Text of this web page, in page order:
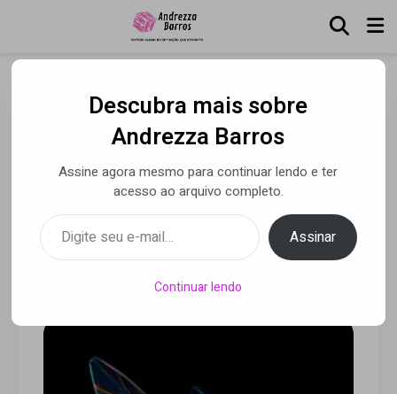
Roddih une House e Afro
House na track “What
Would I”, lançamento da
Beeside Records
Por Luca Moreira • 05 jun 2025
Descubra mais sobre
Andrezza Barros
Assine agora mesmo para continuar lendo e ter
acesso ao arquivo completo.
Digite seu e-mail…
Assinar
Continuar lendo